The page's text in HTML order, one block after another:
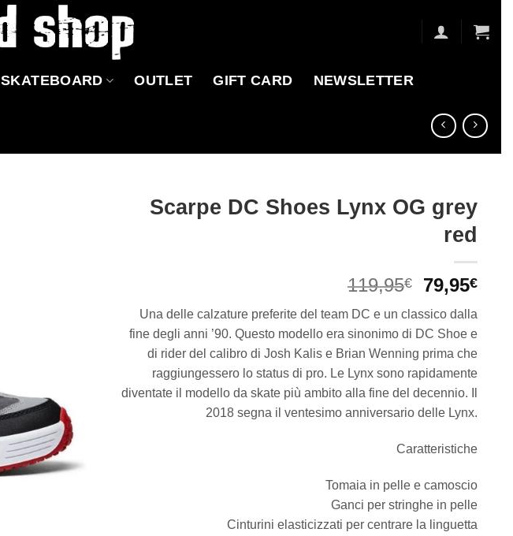
SKATEBOARD OUTLET GIFT CARD NEWSLETTER
Scarpe DC Shoes Lynx OG grey
red
119,95€
Il
originale
era:
119,95€.
79,95€Il
è:
Una delle calzature preferite del team DC e un classico dalla
fine degli anni ’90. Questo modello era sinonimo di DC Shoe e
di rider del calibro di Josh Kalis e Brian Wenning prima che
raggiungessero lo status di pro. Le Lynx sono rapidamente
diventate il modello da skate più ambito alla fine del decennio. Il
2018 segna il ventesimo anniversario delle Lynx.
Caratteristiche
Tomaia in pelle e camoscio
Ganci per stringhe in pelle
Cinturini elasticizzati per centrare la linguetta